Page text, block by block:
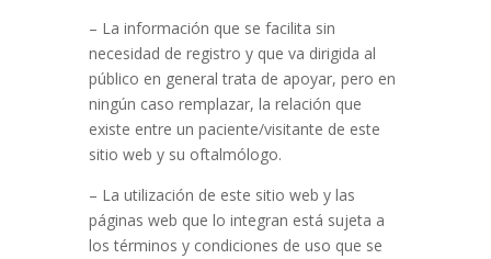
– La información que se facilita sin
necesidad de registro y que va dirigida al
público en general trata de apoyar, pero en
ningún caso remplazar, la relación que
existe entre un paciente/visitante de este
sitio web y su oftalmólogo.
– La utilización de este sitio web y las
páginas web que lo integran está sujeta a
los términos y condiciones de uso que se